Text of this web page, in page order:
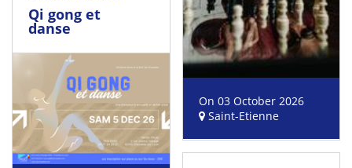
On 03 October 2026
Saint-Etienne
Qi gong et
danse